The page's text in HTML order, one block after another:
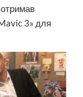
отримав
3» для